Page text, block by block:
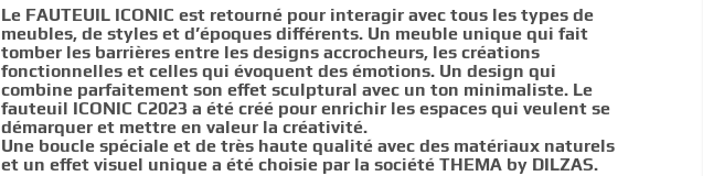
Le FAUTEUIL ICONIC est retourné pour interagir avec tous les types de
meubles, de styles et d’époques différents. Un meuble unique qui fait
tomber les barrières entre les designs accrocheurs, les créations
fonctionnelles et celles qui évoquent des émotions. Un design qui
combine parfaitement son effet sculptural avec un ton minimaliste. Le
fauteuil ICONIC C2023 a été créé pour enrichir les espaces qui veulent se
démarquer et mettre en valeur la créativité.
Une boucle spéciale et de très haute qualité avec des matériaux naturels
et un effet visuel unique a été choisie par la société THEMA by DILZAS.